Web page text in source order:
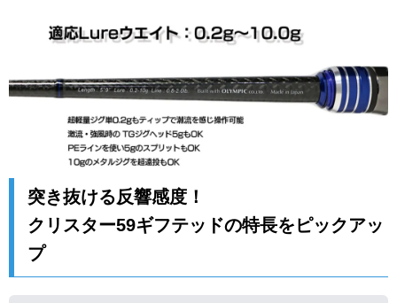
突き抜ける反響感度！
クリスター59ギフテッドの特長をピックアッ
プ